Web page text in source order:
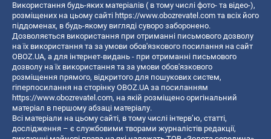
Використання будь-яких матеріалів ( в тому числі фото- та відео-),
розміщених на цьому сайті https://www.obozrevatel.com та всіх його
піддоменах, в будь-якому вигляді суворо заборонено.
Дозволяється використання при отриманні письмового дозволу
на їх використання та за умови обов'язкового посилання на сайт
OBOZ.UA, а для інтернет-видань - при отриманні письмового
дозволу на їх використання та за умови обов'язкового
розміщення прямого, відкритого для пошукових систем,
гіперпосилання на сторінку OBOZ.UA за посиланням
https://www.obozrevatel.com, на якій розміщено оригінальний
матеріал в першому абзаці матеріалу.
Всі матеріали на цьому сайті, в тому числі інтерв’ю, статті,
дослідження – є службовими творами журналістів редакції,